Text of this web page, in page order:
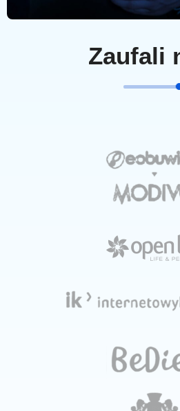
Zaufali